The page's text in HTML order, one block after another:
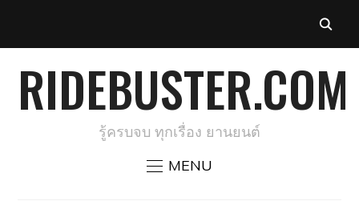
RIDEBUSTER.COM
รู้ครบจบ ทุกเรื่อง ยานยนต์
MENU